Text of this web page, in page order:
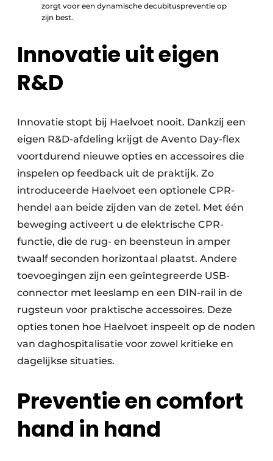
zorgt voor een dynamische decubituspreventie op
zijn best.
Innovatie uit eigen
R&D
Innovatie stopt bij Haelvoet nooit. Dankzij een
eigen R&D-afdeling krijgt de Avento Day-flex
voortdurend nieuwe opties en accessoires die
inspelen op feedback uit de praktijk. Zo
introduceerde Haelvoet een optionele CPR-
hendel aan beide zijden van de zetel. Met één
beweging activeert u de elektrische CPR-
functie, die de rug- en beensteun in amper
twaalf seconden horizontaal plaatst. Andere
toevoegingen zijn een geïntegreerde USB-
connector met leeslamp en een DIN-rail in de
rugsteun voor praktische accessoires. Deze
opties tonen hoe Haelvoet inspeelt op de noden
van daghospitalisatie voor zowel kritieke en
dagelijkse situaties.
Preventie en comfort
hand in hand